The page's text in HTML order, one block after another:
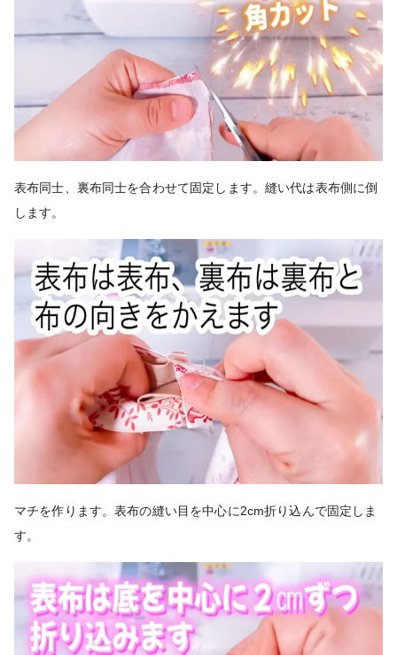
表布同士、裏布同士を合わせて固定します。縫い代は表布側に倒
します。
マチを作ります。表布の縫い目を中心に2cm折り込んで固定しま
す。